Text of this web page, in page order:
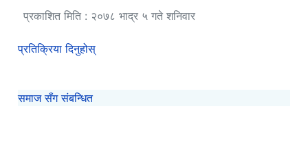
प्रकाशित मिति : २०७८ भाद्र ५ गते शनिवार
प्रतिक्रिया दिनुहोस्
समाज सँग संबन्धित